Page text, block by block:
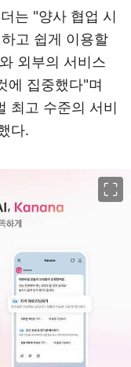
는 "양사 협업 시
고 쉽게 이용할
외부의 서비스
에 집중했다"며
최고 수준의 서비
다.